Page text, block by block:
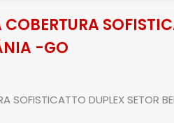
-GO
SOFISTICATTO DUPLEX SETOR